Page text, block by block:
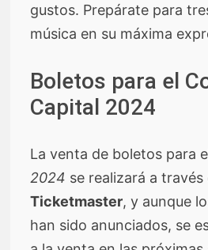
gustos. Prepárate para
música en su máxima
Boletos para el
Capital 2024
La venta de boletos para
2024 se realizará a través
Ticketmaster, y aunque
han sido anunciados, se